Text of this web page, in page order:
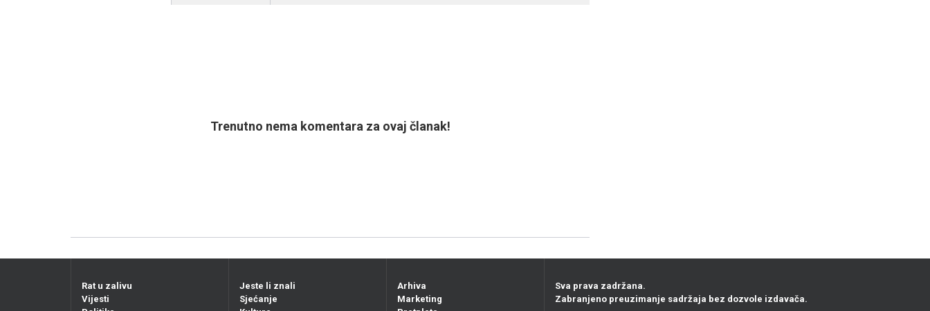
Trenutno nema komentara za ovaj članak!
Rat u zalivu
Vijesti
Jeste li znali
Sjećanje
Arhiva
Marketing
Sva prava zadržana.
Zabranjeno preuzimanje sadržaja bez dozvole izdavača.